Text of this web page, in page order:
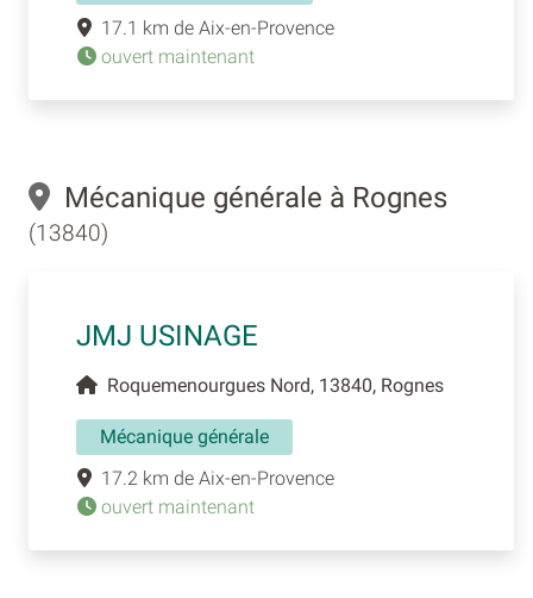
17.1 km de Aix-en-Provence
ouvert maintenant
Mécanique générale à Rognes
(13840)
JMJ USINAGE
Roquemenourgues Nord, 13840, Rognes
Mécanique générale
17.2 km de Aix-en-Provence
ouvert maintenant